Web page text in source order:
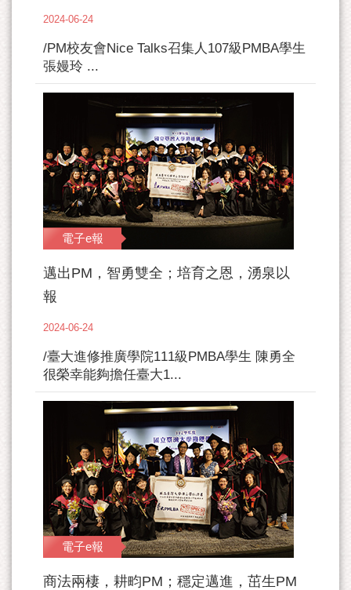
2024-06-24
/PM校友會Nice Talks召集人107級PMBA學生
張嫚玲 ...
電子e報
邁出PM，智勇雙全；培育之恩，湧泉以
報
2024-06-24
/臺大進修推廣學院111級PMBA學生 陳勇全
很榮幸能夠擔任臺大1...
電子e報
商法兩棲，耕畇PM；穩定邁進，茁生PM